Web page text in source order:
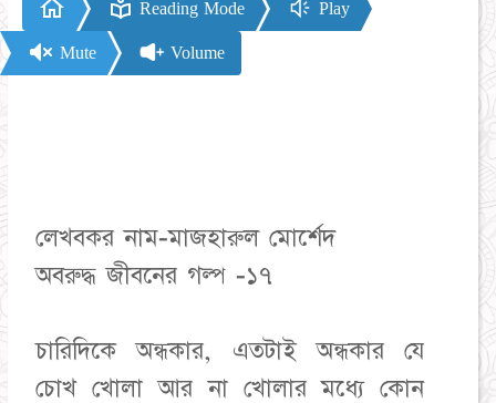
Reading Mode Play
Mute Volume